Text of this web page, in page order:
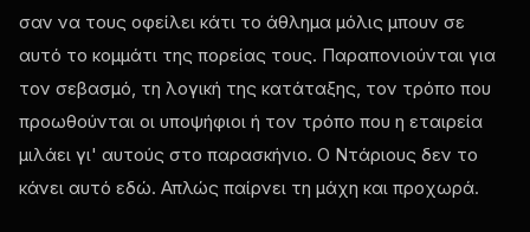
σαν να τους οφείλει κάτι το άθλημα μόλις μπουν σε
αυτό το κομμάτι της πορείας τους. Παραπονιούνται για
τον σεβασμό, τη λογική της κατάταξης, τον τρόπο που
προωθούνται οι υποψήφιοι ή τον τρόπο που η εταιρεία
μιλάει γι' αυτούς στο παρασκήνιο. Ο Ντάριους δεν το
κάνει αυτό εδώ. Απλώς παίρνει τη μάχη και προχωρά.